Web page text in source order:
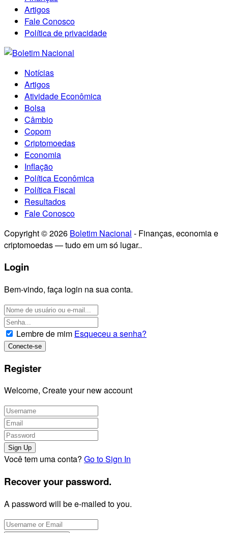
Artigos
Fale Conosco
Política de privacidade
Notícias
Artigos
Atividade Econômica
Bolsa
Câmbio
Copom
Criptomoedas
Economia
Inflação
Política Econômica
Política Fiscal
Resultados
Fale Conosco
Copyright © 2026 Boletim Nacional - Finanças, economia e
criptomoedas — tudo em um só lugar..
Login
Bem-vindo, faça login na sua conta.
Lembre de mim Esqueceu a senha?
Register
Welcome, Create your new account
Você tem uma conta? Go to Sign In
Recover your password.
A password will be e-mailed to you.